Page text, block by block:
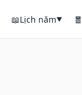
📖Lịch năm▼ 🧧